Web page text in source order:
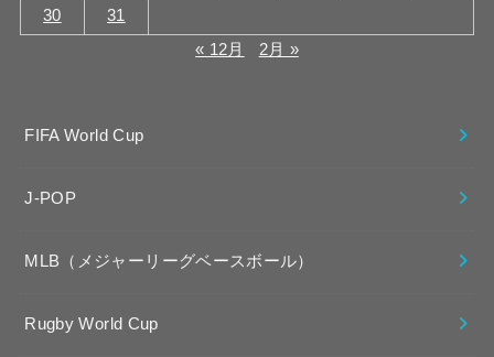
30
31
« 12月
2月 »
FIFA World Cup
J-POP
MLB（メジャーリーグベースボール）
Rugby World Cup